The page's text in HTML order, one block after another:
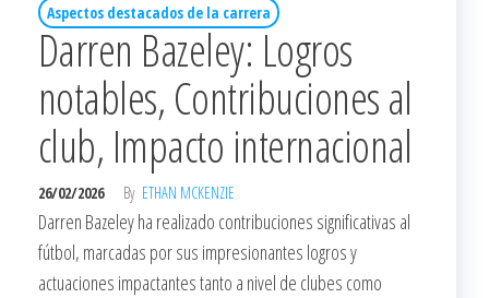
Aspectos destacados de la carrera
Darren Bazeley: Logros
notables, Contribuciones al
club, Impacto internacional
26/02/2026 By ETHAN MCKENZIE
Darren Bazeley ha realizado contribuciones significativas al
fútbol, marcadas por sus impresionantes logros y
actuaciones impactantes tanto a nivel de clubes como